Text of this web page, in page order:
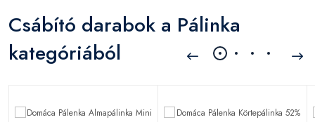
Csábító darabok a Pálinka
kategóriából